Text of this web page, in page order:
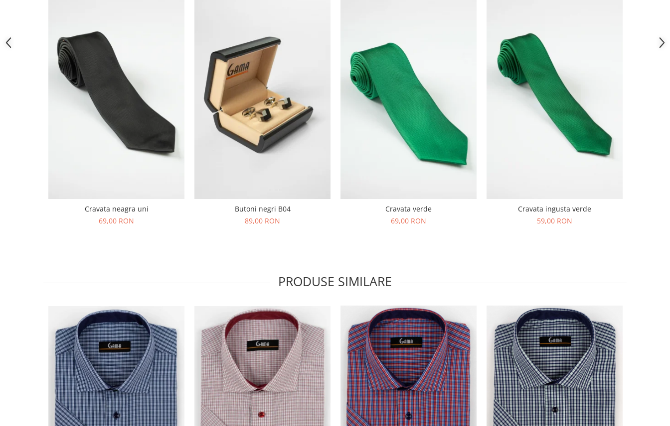
Cravata neagra uni
69,00 RON
Butoni negri B04
89,00 RON
Cravata verde
69,00 RON
Cravata ingusta verde
59,00 RON
PRODUSE SIMILARE